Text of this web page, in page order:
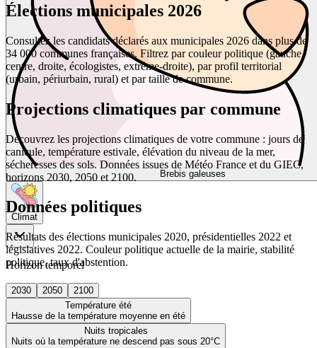
Brebis galeuses
Climat
Horizon temporel
2030 2050
2100
Température été
Hausse de la température moyenne en été
Nuits tropicales
Nuits où la température ne descend pas sous 20°C
Élections municipales 2026
Consultez les candidats déclarés aux municipales 2026 dans plus de
34 000 communes françaises. Filtrez par couleur politique (gauche,
centre, droite, écologistes, extrême-droite), par profil territorial
(urbain, périurbain, rural) et par taille de commune.
Projections climatiques par commune
Découvrez les projections climatiques de votre commune : jours de
canicule, température estivale, élévation du niveau de la mer,
sécheresses des sols. Données issues de Météo France et du GIEC,
horizons 2030, 2050 et 2100.
Données politiques
Résultats des élections municipales 2020, présidentielles 2022 et
législatives 2022. Couleur politique actuelle de la mairie, stabilité
politique, taux d'abstention.